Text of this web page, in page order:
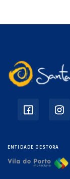
ENTIDADE GESTORA